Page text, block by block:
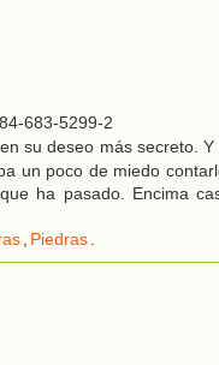
683-5299-2
su deseo más secreto. Y
un poco de miedo
ha pasado. Encima
, Piedras.